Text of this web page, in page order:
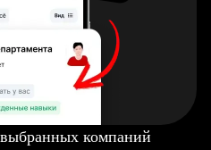
компаний